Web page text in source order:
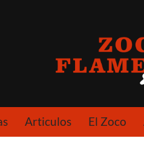
Articulos El Zoco